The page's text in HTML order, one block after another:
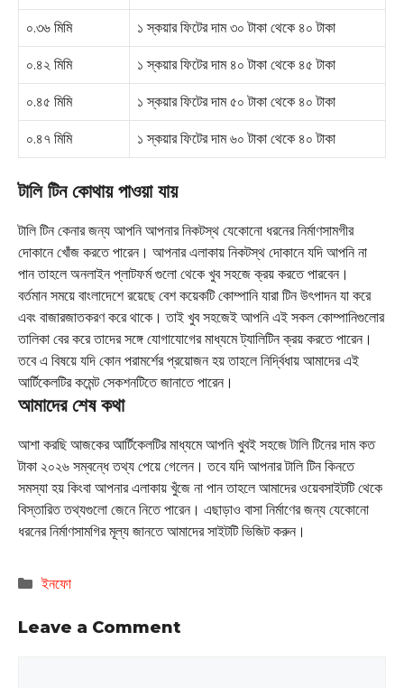
০.৩৬ মিমি ১ স্কয়ার ফিটের দাম ৩০ টাকা থেকে ৪০ টাকা
০.৪২ মিমি ১ স্কয়ার ফিটের দাম ৪০ টাকা থেকে ৪৫ টাকা
০.৪৫ মিমি ১ স্কয়ার ফিটের দাম ৫০ টাকা থেকে ৪০ টাকা
০.৪৭ মিমি ১ স্কয়ার ফিটের দাম ৬০ টাকা থেকে ৪০ টাকা
টালি টিন কোথায় পাওয়া যায়
টালি টিন কেনার জন্য আপনি আপনার নিকটস্থ যেকোনো ধরনের নির্মাণসামগীর
দোকানে খোঁজ করতে পারেন। আপনার এলাকায় নিকটস্থ দোকানে যদি আপনি না
পান তাহলে অনলাইন প্লাটফর্ম গুলো থেকে খুব সহজে ক্রয় করতে পারবেন।
বর্তমান সময়ে বাংলাদেশে রয়েছে বেশ কয়েকটি কোম্পানি যারা টিন উৎপাদন যা করে
এবং বাজারজাতকরণ করে থাকে। তাই খুব সহজেই আপনি এই সকল কোম্পানিগুলোর
তালিকা বের করে তাদের সঙ্গে যোগাযোগের মাধ্যমে ট্যালিটিন ক্রয় করতে পারেন।
তবে এ বিষয়ে যদি কোন পরামর্শের প্রয়োজন হয় তাহলে নির্দ্বিধায় আমাদের এই
আর্টিকেলটির কমেন্ট সেকশনটিতে জানাতে পারেন।
আমাদের শেষ কথা
আশা করছি আজকের আর্টিকেলটির মাধ্যমে আপনি খুবই সহজে টালি টিনের দাম কত
টাকা ২০২৬ সম্বন্ধে তথ্য পেয়ে গেলেন। তবে যদি আপনার টালি টিন কিনতে
সমস্যা হয় কিংবা আপনার এলাকায় খুঁজে না পান তাহলে আমাদের ওয়েবসাইটটি থেকে
বিস্তারিত তথ্যগুলো জেনে নিতে পারেন। এছাড়াও বাসা নির্মাণের জন্য যেকোনো
ধরনের নির্মাণসামগির মূল্য জানতে আমাদের সাইটটি ভিজিট করুন।
Categories
ইনফো
Leave a Comment